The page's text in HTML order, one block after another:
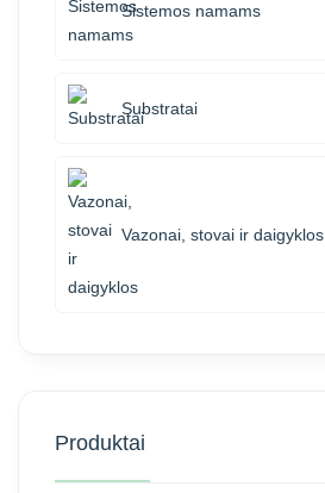
Sistemos namams
Substratai
Vazonai, stovai ir daigyklos
Produktai